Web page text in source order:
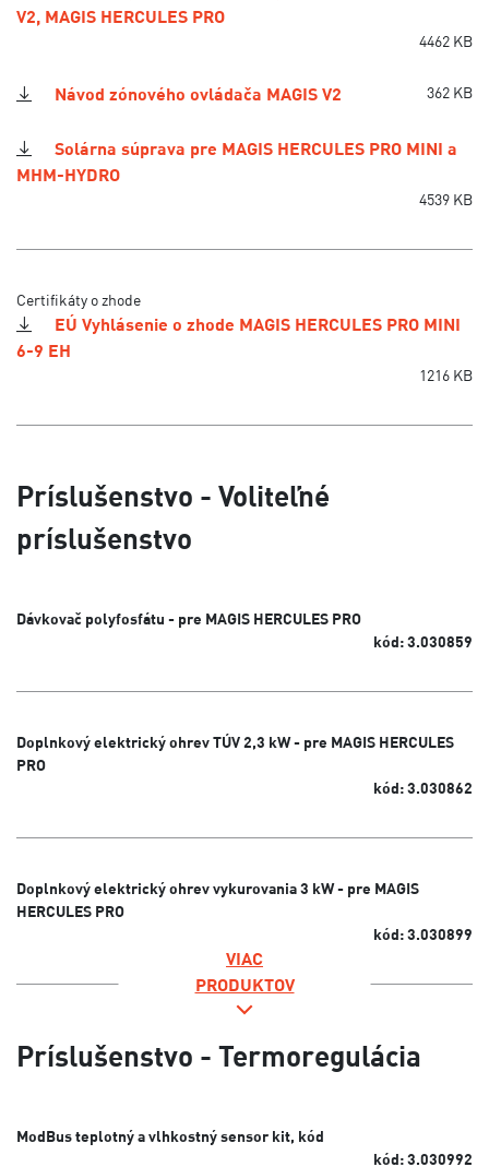
V2, MAGIS HERCULES PRO
4462 KB
Návod zónového ovládača MAGIS V2 362 KB
Solárna súprava pre MAGIS HERCULES PRO MINI a
MHM-HYDRO
4539 KB
Certifikáty o zhode
EÚ Vyhlásenie o zhode MAGIS HERCULES PRO MINI
6-9 EH
1216 KB
Príslušenstvo - Voliteľné
príslušenstvo
Dávkovač polyfosfátu - pre MAGIS HERCULES PRO
kód: 3.030859
Doplnkový elektrický ohrev TÚV 2,3 kW - pre MAGIS HERCULES
PRO
kód: 3.030862
Doplnkový elektrický ohrev vykurovania 3 kW - pre MAGIS
HERCULES PRO
kód: 3.030899
VIAC
PRODUKTOV
Príslušenstvo - Termoregulácia
ModBus teplotný a vlhkostný sensor kit, kód
kód: 3.030992